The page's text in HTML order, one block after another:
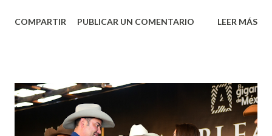
municipal, Leo Montañez dio inicio al programa
Corazón Urbano y el Municipio capital. Leo Montañez
informó que en este programa se usarán cerca de 90 mil
metros cuadrados de pintura, para dar inicio en la calle
COMPARTIR PUBLICAR UN COMENTARIO LEER MÁS